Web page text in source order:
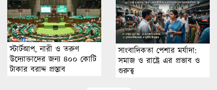
স্টার্টআপ, নারী ও তরুণ
উদ্যোক্তাদের জন্য ৪০০ কোটি
টাকার বরাদ্দ প্রস্তাব
সাংবাদিকতা পেশার মর্যাদা:
সমাজ ও রাষ্ট্রে এর প্রভাব ও
গুরুত্ব